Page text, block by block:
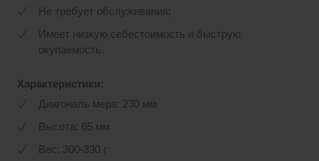
Не требует обслуживания;
Имеет низкую себестоимость и быструю
окупаемость.
Характеристики:
Диагональ мера: 230 мм
Высота: 65 мм
Вес: 300-330 г